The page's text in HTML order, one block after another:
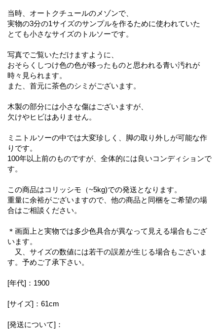
当時、オートクチュールのメゾンで、
実物の3分の1サイズのサンプルを作るために使われていた
とても小さなサイズのトルソーです。
写真でご覧いただけますように、
おそらくしつけ色の色が移ったものと思われる青い汚れが
時々見られます。
また、首元に茶色のシミがございます。
木製の部分には小さな傷はございますが、
欠けやヒビはありません。
ミニトルソーの中では大変珍しく、脚の取り外しが可能な作
りです。
100年以上前のものですが、全体的には良いコンディションで
す。
この商品はコリッシモ（~5kg)での発送となります。
重量に余裕がございますので、他の商品と同梱をご希望の場
合はご相談ください。
＊画面上と実物では多少色具合が異なって見える場合もござ
います。
又、サイズの数値には若干の誤差が生じる場合もございま
す。予めご了承下さい。
[年代]：1900
[サイズ]：61cm
[発送について]：